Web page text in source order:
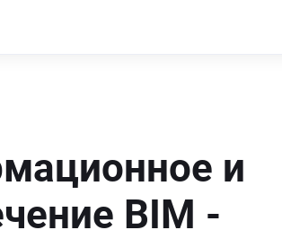
и
BIM -